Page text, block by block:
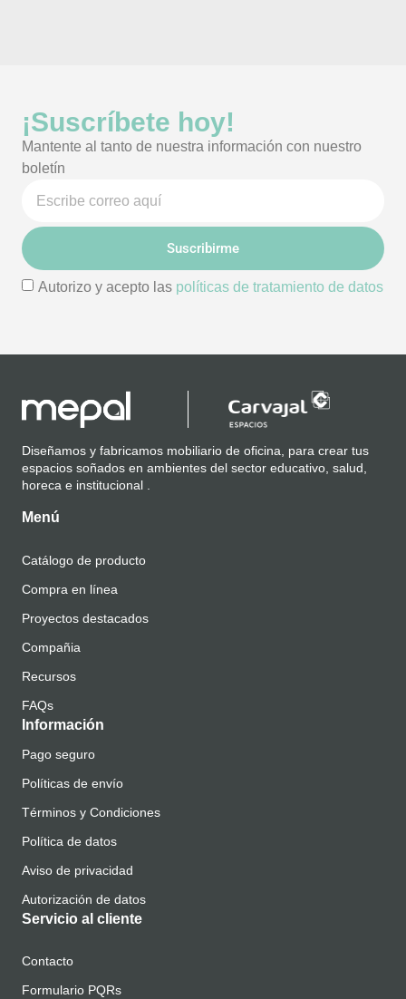
¡Suscríbete hoy!
Mantente al tanto de nuestra información con nuestro
boletín
Autorizo y acepto las políticas de tratamiento de datos
Suscribirme
Diseñamos y fabricamos mobiliario de oficina, para crear tus
espacios soñados en ambientes del sector educativo, salud,
horeca e institucional .
Menú
Catálogo de producto
Compra en línea
Proyectos destacados
Compañia
Recursos
FAQs
Información
Pago seguro
Políticas de envío
Términos y Condiciones
Política de datos
Aviso de privacidad
Autorización de datos
Servicio al cliente
Contacto
Formulario PQRs